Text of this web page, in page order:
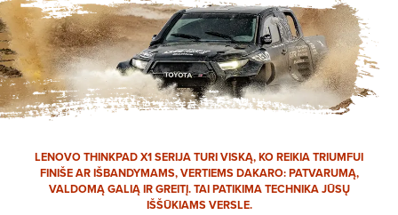
LENOVO THINKPAD X1 SERIJA TURI VISKĄ, KO REIKIA TRIUMFUI
FINIŠE AR IŠBANDYMAMS, VERTIEMS DAKARO: PATVARUMĄ,
VALDOMĄ GALIĄ IR GREITĮ. TAI PATIKIMA TECHNIKA JŪSŲ
IŠŠŪKIAMS VERSLE.